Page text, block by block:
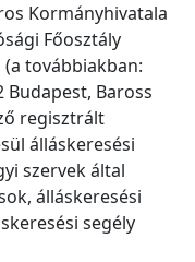
Kormányhivatala
Főosztály
továbbiakban:
Baross
regisztrált
álláskeresési
szervek által
álláskeresési
segély